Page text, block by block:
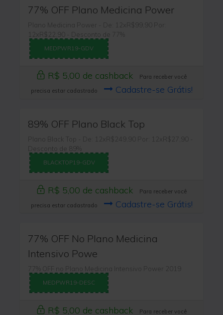
77% OFF Plano Medicina Power
Plano Medicina Power - De: 12xR$99,90 Por:
12xR$22,90 - Desconto de 77%
MEDPWR19-GDV
R$ 5,00 de cashback
Para receber você
precisa estar cadastrado
Cadastre-se Grátis!
89% OFF Plano Black Top
Plano Black Top - De: 12xR$249,90 Por: 12xR$27,90 -
Desconto de 89%
BLACKTOP19-GDV
R$ 5,00 de cashback
Para receber você
precisa estar cadastrado
Cadastre-se Grátis!
77% OFF No Plano Medicina
Intensivo Powe
77% OFF no Plano Medicina Intensivo Power 2019
MEDPWR19-DESC
R$ 5,00 de cashback Para receber você